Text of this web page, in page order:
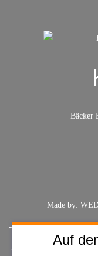
Bäcker
Made by:
Auf